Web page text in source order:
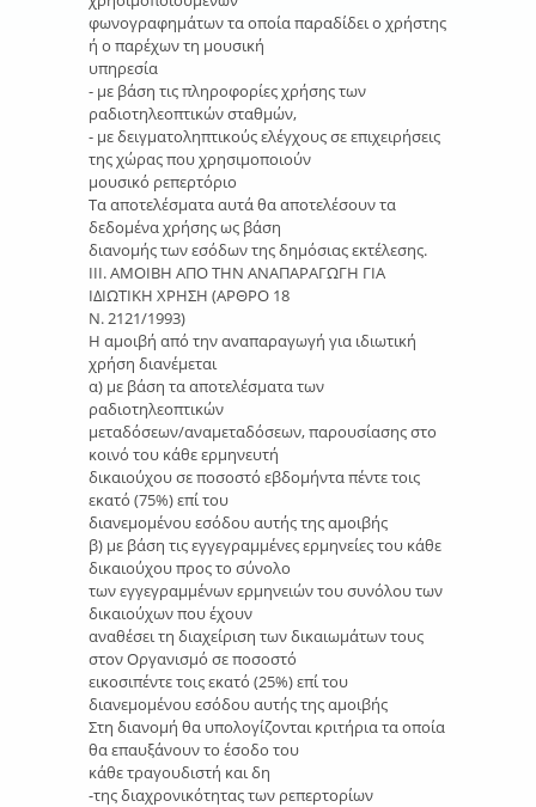
φωνογραφημάτων τα οποία παραδίδει ο χρήστης
ή ο παρέχων τη μουσική
υπηρεσία
- με βάση τις πληροφορίες χρήσης των
ραδιοτηλεοπτικών σταθμών,
- με δειγματοληπτικούς ελέγχους σε επιχειρήσεις
της χώρας που χρησιμοποιούν
μουσικό ρεπερτόριο
Τα αποτελέσματα αυτά θα αποτελέσουν τα
δεδομένα χρήσης ως βάση
διανομής των εσόδων της δημόσιας εκτέλεσης.
IIΙ. ΑΜΟΙΒΗ ΑΠΟ ΤΗΝ ΑΝΑΠΑΡΑΓΩΓΗ ΓΙΑ
ΙΔΙΩΤΙΚΗ ΧΡΗΣΗ (ΑΡΘΡΟ 18
Ν. 2121/1993)
Η αμοιβή από την αναπαραγωγή για ιδιωτική
χρήση διανέμεται
α) με βάση τα αποτελέσματα των
ραδιοτηλεοπτικών
μεταδόσεων/αναμεταδόσεων, παρουσίασης στο
κοινό του κάθε ερμηνευτή
δικαιούχου σε ποσοστό εβδομήντα πέντε τοις
εκατό (75%) επί του
διανεμομένου εσόδου αυτής της αμοιβής
β) με βάση τις εγγεγραμμένες ερμηνείες του κάθε
δικαιούχου προς το σύνολο
των εγγεγραμμένων ερμηνειών του συνόλου των
δικαιούχων που έχουν
αναθέσει τη διαχείριση των δικαιωμάτων τους
στον Οργανισμό σε ποσοστό
εικοσιπέντε τοις εκατό (25%) επί του
διανεμομένου εσόδου αυτής της αμοιβής
Στη διανομή θα υπολογίζονται κριτήρια τα οποία
θα επαυξάνουν το έσοδο του
κάθε τραγουδιστή και δη
-της διαχρονικότητας των ρεπερτορίων